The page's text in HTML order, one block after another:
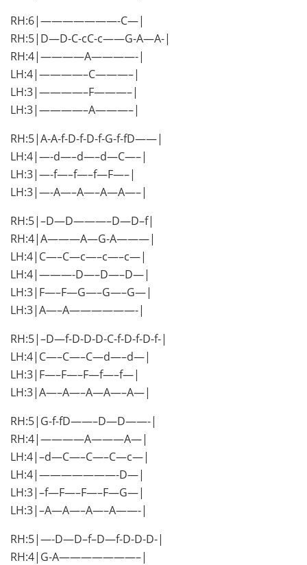
RH:6|———————-C—|
RH:5|D—D-C-cC-c——G-A—A-|
RH:4|————A————-|
LH:4|————–C———–|
LH:3|————–F———–|
LH:3|————–A———–|
RH:5|A-A-f-D-f-D-f-G-f-fD——|
LH:4|—-d—–d—–d—C—–|
LH:3|—-f—–f—–f—F—–|
LH:3|—-A—–A—–A—A—–|
RH:5|–D—D———–D—D–f|
RH:4|A———A—G-A———|
LH:4|C—–C—c—–c—–c—|
LH:4|———-D—–D—–D—|
LH:3|F—–F—G—–G—–G—|
LH:3|A—–A——————-|
RH:5|–D—f-D-D-D-C-f-D-f-D-f-|
LH:4|C—–C—–C—d—–d—|
LH:3|F—–F—–F—f—–f—|
LH:3|A—–A—–A—A—–A—|
RH:5|G-f-fD——–D—D——-|
RH:4|————A———A—|
LH:4|–d—C—–C—–C—c—|
LH:4|———————-D—|
LH:3|–f—F—–F—–F—G—|
LH:3|–A—A—–A—–A——-|
RH:5|—-D—D–f–D—f-D-D-D-|
RH:4|G-A———————–|